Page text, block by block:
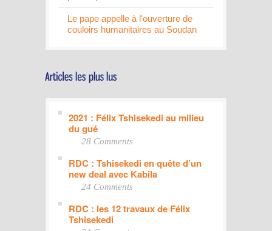
Le pape appelle à l'ouverture de
couloirs humanitaires au Soudan
2021 : Félix Tshisekedi au milieu
du gué
28 Comments
RDC : Tshisekedi en quête d’un
new deal avec Kabila
24 Comments
RDC : les 12 travaux de Félix
Tshisekedi